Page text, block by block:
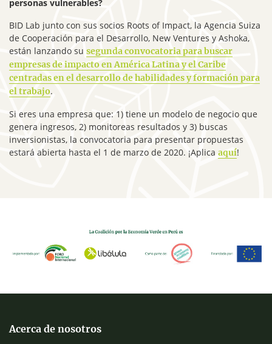
personas vulnerables?
BID Lab junto con sus socios Roots of Impact, la Agencia Suiza
de Cooperación para el Desarrollo, New Ventures y Ashoka,
están lanzando su segunda convocatoria para buscar
empresas de impacto en América Latina y el Caribe
centradas en el desarrollo de habilidades y formación para
el trabajo.
Si eres una empresa que: 1) tiene un modelo de negocio que
genera ingresos, 2) monitoreas resultados y 3) buscas
inversionistas, la convocatoria para presentar propuestas
estará abierta hasta el 1 de marzo de 2020. ¡Aplica aquí!
Acerca de nosotros